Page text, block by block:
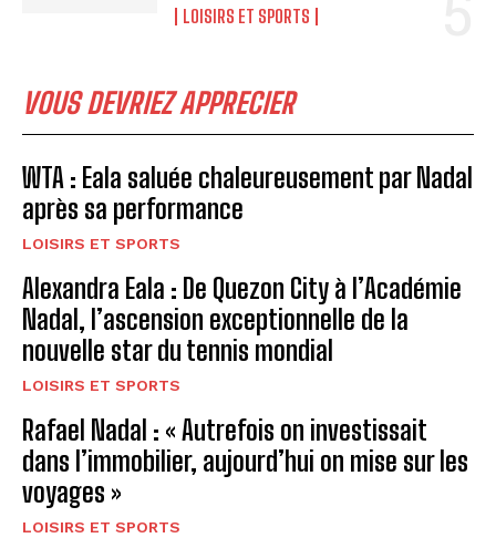
LOISIRS ET SPORTS
VOUS DEVRIEZ APPRECIER
WTA : Eala saluée chaleureusement par Nadal
après sa performance
LOISIRS ET SPORTS
Alexandra Eala : De Quezon City à l’Académie
Nadal, l’ascension exceptionnelle de la
nouvelle star du tennis mondial
LOISIRS ET SPORTS
Rafael Nadal : « Autrefois on investissait
dans l’immobilier, aujourd’hui on mise sur les
voyages »
LOISIRS ET SPORTS